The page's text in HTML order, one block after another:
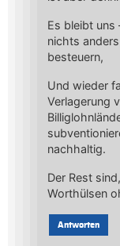
Es bleibt uns
nichts
besteuern,
Und wieder
Verlagerung
nachhaltig.
Der Rest
Worthülsen
Antworten